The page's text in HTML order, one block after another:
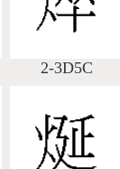
2-3D5C